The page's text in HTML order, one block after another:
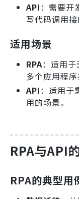
API：需要开
写代码调用接
适用场景
RPA：适用
多个应用程序
API：适用于
用的场景。
RPA与API
RPA的典型用